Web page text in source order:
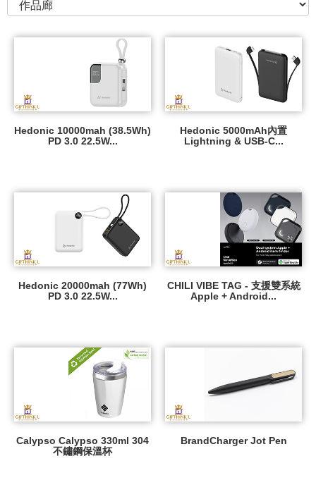
Hedonic 10000mah (38.5Wh)
PD 3.0 22.5W...
Hedonic 5000mAh內置
Lightning & USB-C...
Hedonic 20000mah (77Wh)
PD 3.0 22.5W...
CHILI VIBE TAG - 支援雙系統
Apple + Android...
Calypso Calypso 330ml 304
不鏽鋼保溫杯
BrandCharger Jot Pen